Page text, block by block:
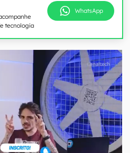
tecnologia
WhatsApp